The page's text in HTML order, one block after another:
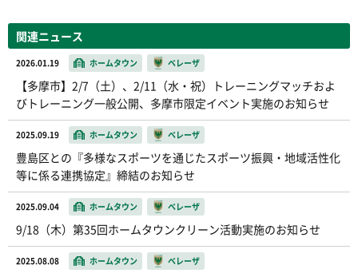
関連ニュース
2026.01.19 ホームタウン ベレーザ
【多摩市】2/7（土）、2/11（水・祝）トレーニングマッチおよ
びトレーニング一般公開、多摩市限定イベント実施のお知らせ
2025.09.19 ホームタウン ベレーザ
豊島区との『多様なスポーツを通じたスポーツ振興・地域活性化
等に係る連携協定』締結のお知らせ
2025.09.04 ホームタウン ベレーザ
9/18（木）第35回ホームタウンクリーン活動実施のお知らせ
2025.08.08 ホームタウン ベレーザ